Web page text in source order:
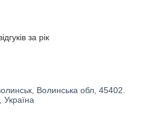
за рік
Волинська обл, 45402.
Україна